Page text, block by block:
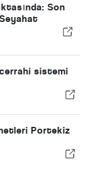
Son
Çıkan En
sistemi
Portekiz